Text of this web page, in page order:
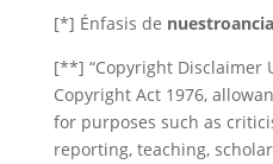
[*] Énfasis de
[**] “Copyright Disclaimer
Copyright Act 1976,
for purposes such as
reporting, teaching,